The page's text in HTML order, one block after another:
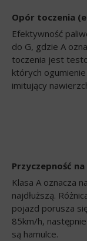
Opór toczenia
Efektywność
do G, gdzie A
toczenia jest
których
imitujący
Przyczepność
Klasa A oznacza
najdłuższą.
pojazd porusza
85km/h,
są hamulce.